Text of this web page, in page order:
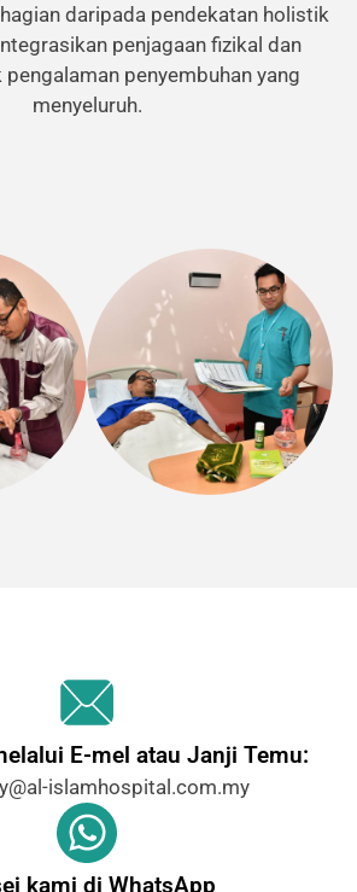
daripada pendekatan holistik
penjagaan fizikal dan
penyembuhan yang
menyeluruh.
E-mel atau Janji Temu:
islamhospital.com.my
kami di WhatsApp